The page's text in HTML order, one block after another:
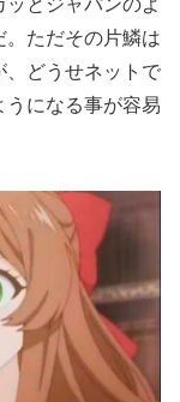
とジャパンのよ
。ただその片鱗は
、どうせネットで
うになる事が容易